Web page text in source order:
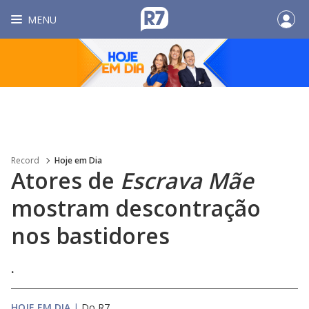
MENU
Record Hoje em Dia
Atores de Escrava Mãe
mostram descontração
nos bastidores
.